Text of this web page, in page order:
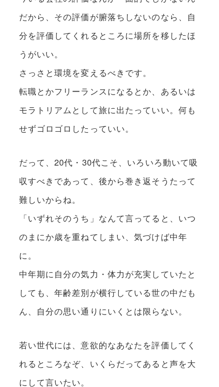
だから、その評価が腑落ちしないのなら、自
分を評価してくれるところに場所を移したほ
うがいい。
さっさと環境を変えるべきです。
転職とかフリーランスになるとか、あるいは
モラトリアムとして旅に出たっていい。何も
せずゴロゴロしたっていい。
だって、20代・30代こそ、いろいろ動いて吸
収すべきであって、後から巻き返そうたって
難しいからね。
「いずれそのうち」なんて言ってると、いつ
のまにか歳を重ねてしまい、気づけば中年
に。
中年期に自分の気力・体力が充実していたと
しても、年齢差別が横行している世の中だも
ん、自分の思い通りにいくとは限らない。
若い世代には、意欲的なあなたを評価してく
れるところなぞ、いくらだってあると声を大
にして言いたい。